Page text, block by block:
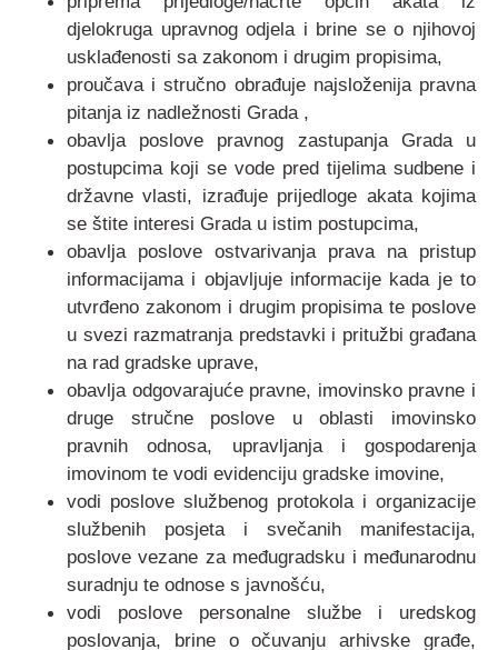
djelokruga upravnog odjela i brine se o njihovoj
usklađenosti sa zakonom i drugim propisima,
proučava i stručno obrađuje najsloženija pravna
pitanja iz nadležnosti Grada ,
obavlja poslove pravnog zastupanja Grada u
postupcima koji se vode pred tijelima sudbene i
državne vlasti, izrađuje prijedloge akata kojima
se štite interesi Grada u istim postupcima,
obavlja poslove ostvarivanja prava na pristup
informacijama i objavljuje informacije kada je to
utvrđeno zakonom i drugim propisima te poslove
u svezi razmatranja predstavki i pritužbi građana
na rad gradske uprave,
obavlja odgovarajuće pravne, imovinsko pravne i
druge stručne poslove u oblasti imovinsko
pravnih odnosa, upravljanja i gospodarenja
imovinom te vodi evidenciju gradske imovine,
vodi poslove službenog protokola i organizacije
službenih posjeta i svečanih manifestacija,
poslove vezane za međugradsku i međunarodnu
suradnju te odnose s javnošću,
vodi poslove personalne službe i uredskog
poslovanja, brine o očuvanju arhivske građe,